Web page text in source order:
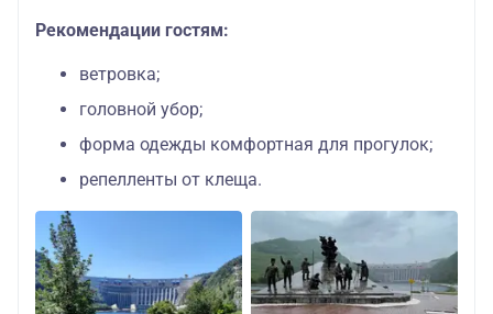
Рекомендации гостям:
ветровка;
головной убор;
форма одежды комфортная для прогулок;
репелленты от клеща.